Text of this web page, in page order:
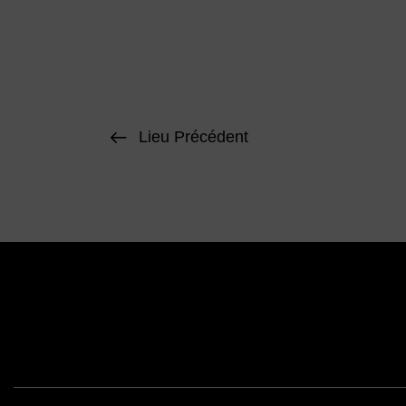
Lieu Précédent